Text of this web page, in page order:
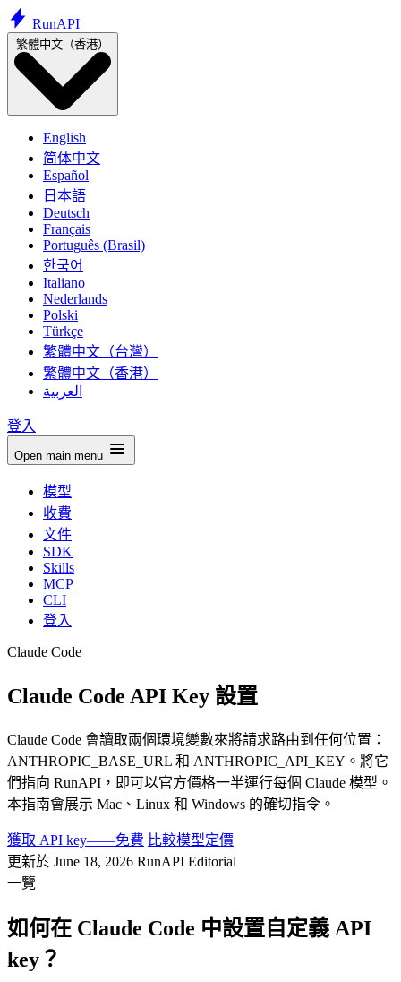
RunAPI
繁體中文（香港）
English
简体中文
Español
日本語
Deutsch
Français
Português (Brasil)
한국어
Italiano
Nederlands
Polski
Türkçe
繁體中文（台灣）
繁體中文（香港）
العربية
登入
Open main menu
模型
收費
文件
SDK
Skills
MCP
CLI
登入
Claude Code
Claude Code API Key 設置
Claude Code 會讀取兩個環境變數來將請求路由到任何位置：
ANTHROPIC_BASE_URL 和 ANTHROPIC_API_KEY。將它
們指向 RunAPI，即可以官方價格一半運行每個 Claude 模型。
本指南會展示 Mac、Linux 和 Windows 的確切指令。
獲取 API key——免費 比較模型定價
更新於 June 18, 2026 RunAPI Editorial
一覽
如何在 Claude Code 中設置自定義 API
key？